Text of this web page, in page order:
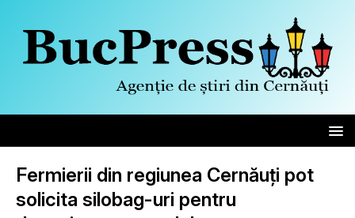
Fermierii din regiunea Cernăuți pot
solicita silobag-uri pentru